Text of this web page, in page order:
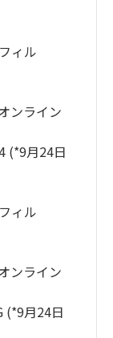
ィル
ンライン
(*9月24日
ィル
ンライン
月24日